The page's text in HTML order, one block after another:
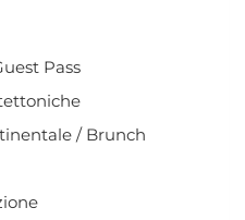
Pass
/ Brunch